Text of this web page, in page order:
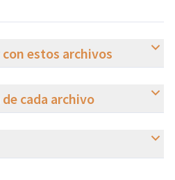
estos archivos
cada archivo